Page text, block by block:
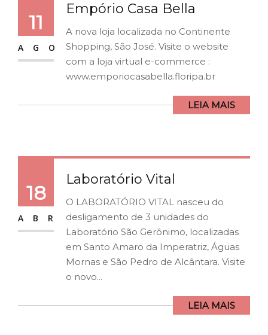
11
AGO
Empório Casa Bella
A nova loja localizada no Continente
Shopping, São José. Visite o website
com a loja virtual e-commerce :
www.emporiocasabella.floripa.br
LEIA MAIS
18
ABR
Laboratório Vital
O LABORATÓRIO VITAL nasceu do
desligamento de 3 unidades do
Laboratório São Gerônimo, localizadas
em Santo Amaro da Imperatriz, Águas
Mornas e São Pedro de Alcântara. Visite
o novo...
LEIA MAIS